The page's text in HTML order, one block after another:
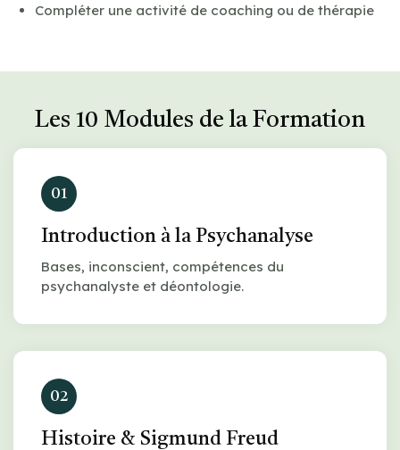
Compléter une activité de coaching ou de thérapie
Les 10 Modules de la Formation
01
Introduction à la Psychanalyse
Bases, inconscient, compétences du
psychanalyste et déontologie.
02
Histoire & Sigmund Freud